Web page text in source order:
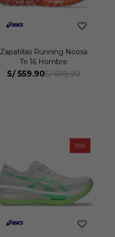
Zapatillas Running Noosa
Tri 16 Hombre
S/ 559.90S/ 699.90
35